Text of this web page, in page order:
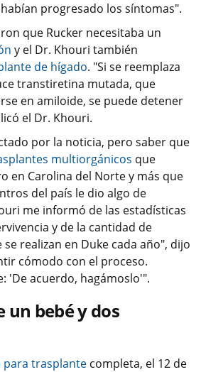
progresado los síntomas".
que Rucker necesitaba un
y el Dr. Khouri también
de hígado. "Si se reemplaza
transtiretina mutada, que
en amiloide, se puede detener
el Dr. Khouri.
por la noticia, pero saber que
multiorgánicos que
en Carolina del Norte y más que
del país le dio algo de
me informó de las estadísticas
y de la cantidad de
realizan en Duke cada año", dijo
cómodo con el proceso.
'De acuerdo, hagámoslo'".
un bebé y dos
para trasplante completa, el 12 de